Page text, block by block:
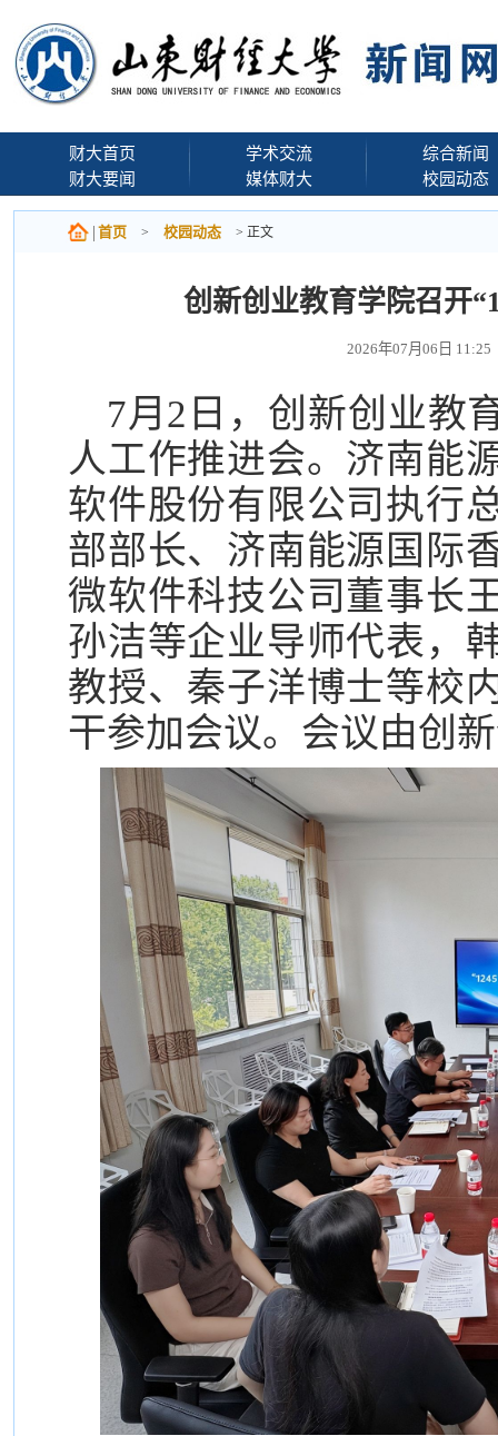
财大首页
财大要闻
学术交流
媒体财大
综合新闻
校园动态
首页 > 校园动态 > 正文
创新创业教育学院召开
2026年07月06日
7月2日，创新创业教
人工作推进会。济南能
软件股份有限公司执行
部部长、济南能源国际
微软件科技公司董事长
孙洁等企业导师代表 ，
教授、秦子洋博士等校
干参加会议。会议由创